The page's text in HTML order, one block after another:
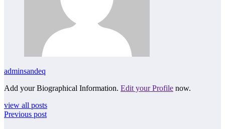
adminsandeq
Add your Biographical Information. Edit your Profile now.
view all posts
Previous post